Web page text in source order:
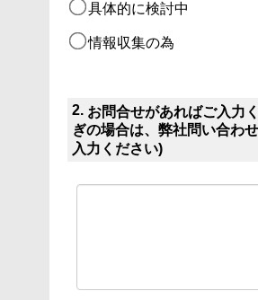
具体的に検討中
情報収集の為
2. お問合せがあればご入力
ぎの場合は、弊社問い合わ
入力ください)